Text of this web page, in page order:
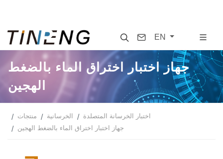
SearchContact
EN
جهاز اختبار اختراق الماء بالضغط
الهجين
منتجات الخرسانية
اختبار الخرسانة المتصلدة
جهاز اختبار اختراق الماء بالضغط الهجين